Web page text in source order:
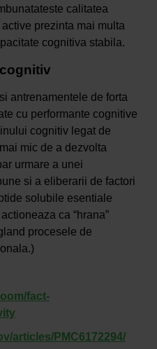
calitatea
prezinta mai multa
cognitiva stabila.
antrenamentele de forta
cu performante cognitive
cognitiv legat de
mic de a dezvolta
urmare a unei
si a eliberarii de factori
solubile esentiale
ca “hrana”
procesele de
fact-
articles/PMC6172294/